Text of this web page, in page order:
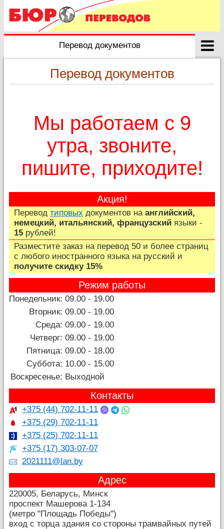
Перевод документов
Перевод документов
Мы работаем с 9
утра, звоните,
пишите, приходите!
Акция!
Перевод типовых документов на английский,
немецкий, итальянский, французский языки -
15 рублей!
Разместите заказ на перевод 50 и более страниц
c любого иностранного языка на русский и
получите скидку 15%
Режим работы
Понедельник: 09.00 - 19.00
Вторник: 09.00 - 19.00
Среда: 09.00 - 19.00
Четверг: 09.00 - 19.00
Пятница: 09.00 - 18.00
Суббота: 10.00 - 15.00
Воскресенье: Выходной
Контакты
+375 (44) 702-11-11
+375 (29) 702-11-11
+375 (25) 702-11-11
+375 (17) 303-07-07
2021111@lan.by
Адрес
220005, Беларусь, Минск
проспект Машерова 1-134
(метро "Площадь Победы")
вход с торца здания со стороны трамвайных путей